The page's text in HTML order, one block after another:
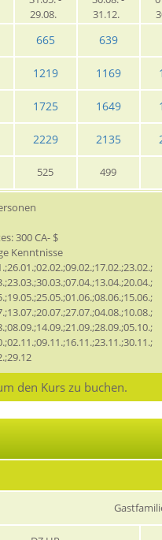
29.08.
31.12.
665 639
1219 1169
1725 1649
2229 2135
525 499
300 CA- $
Kenntnisse
den Kurs zu buchen.